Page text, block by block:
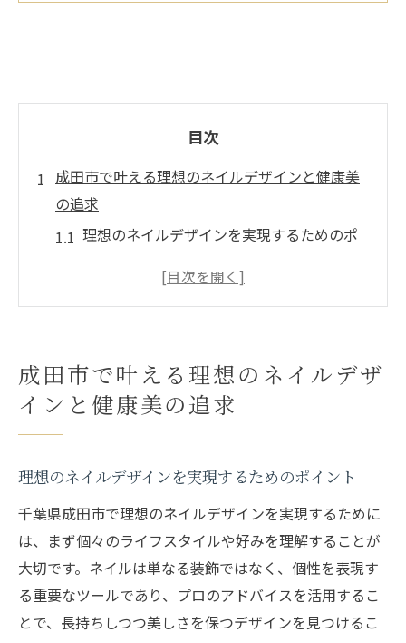
目次
成田市で叶える理想のネイルデザインと健康美
の追求
理想のネイルデザインを実現するためのポ
健康美を保つネイルケアの重要性
融合
ネイル技術者とのコミュニケーションの取
ネイルデザインに関する最新トレンド情報
ネイルデザインで日常に彩りを加える成田市の
日常を豊かにするネイルデザインの選び方
成田市でのサロン選びのポイント
カラーリングとデザインの最新トレンド
成田市で叶える理想のネイルデザ
インと健康美の追求
理想のネイルデザインを実現するためのポイント
千葉県成田市で理想のネイルデザインを実現するために
は、まず個々のライフスタイルや好みを理解することが
大切です。ネイルは単なる装飾ではなく、個性を表現す
る重要なツールであり、プロのアドバイスを活用するこ
とで、長持ちしつつ美しさを保つデザインを見つけるこ